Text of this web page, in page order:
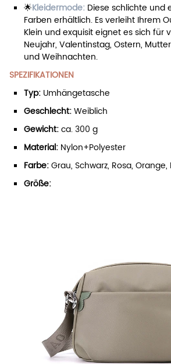
🌟Kleidermode: Diese schlichte und
Farben erhältlich. Es verleiht Ihrem
Klein und exquisit eignet es sich für
Neujahr, Valentinstag, Ostern,
und Weihnachten.
SPEZIFIKATIONEN
Typ: Umhängetasche
Geschlecht:Weiblich
Gewicht:ca. 300 g
Material: Nylon+Polyester
Farbe:Grau, Schwarz, Rosa, Orange,
Größe: